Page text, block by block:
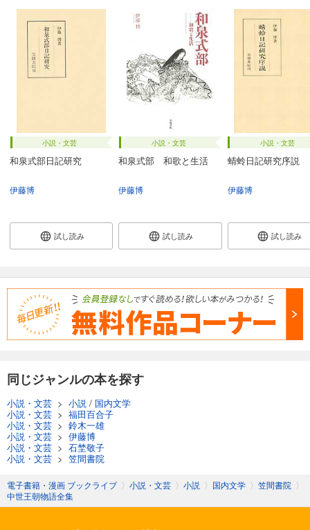
小説・文芸
和泉式部日記研究
伊藤博
試し読み
小説・文芸
和泉式部 和歌と生活
伊藤博
試し読み
小説・文芸
蜻蛉日記研究序説
伊藤博
試し読み
同じジャンルの本を探す
小説・文芸 > 小説 / 国内文学
小説・文芸 > 福田百合子
小説・文芸 > 鈴木一雄
小説・文芸 > 伊藤博
小説・文芸 > 石埜敬子
小説・文芸 > 笠間書院
電子書籍・漫画 ブックライブ 〉 小説・文芸 〉 小説 〉 国内文学 〉 笠間書院 〉
中世王朝物語全集